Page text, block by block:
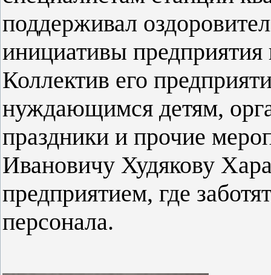
поддерживал
инициативы
Коллектив его
нуждающимся детям,
праздники и прочие
Ивановичу Худякову
предприятием, где
персонала.